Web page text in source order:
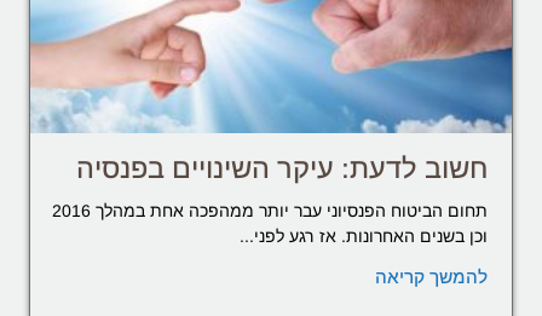
חשוב לדעת: עיקר השינויים בפנסיה
תחום הביטוח הפנסיוני עבר יותר ממהפכה אחת במהלך 2016
וכן בשנים האחרונות. אז רגע לפני...
להמשך קריאה